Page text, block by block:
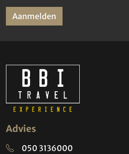
Aanmelden
Advies
050 3136000